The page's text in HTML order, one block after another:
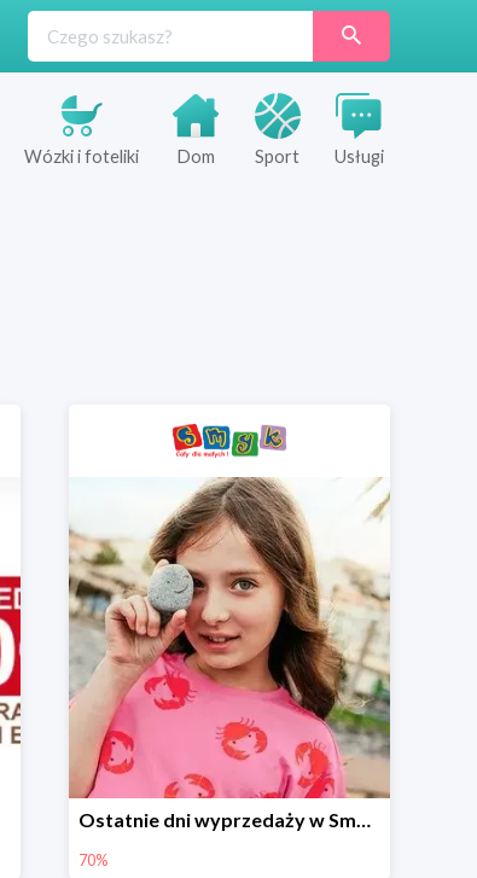
Wózki i foteliki Dom Sport Usługi
Ostatnie dni wyprzedaży w Smyku - ubrania i buty do -70%
70%